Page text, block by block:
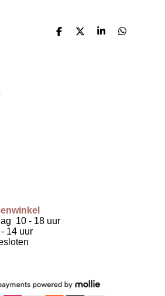
D
D
S
D
10 - 18 uur
14 uur